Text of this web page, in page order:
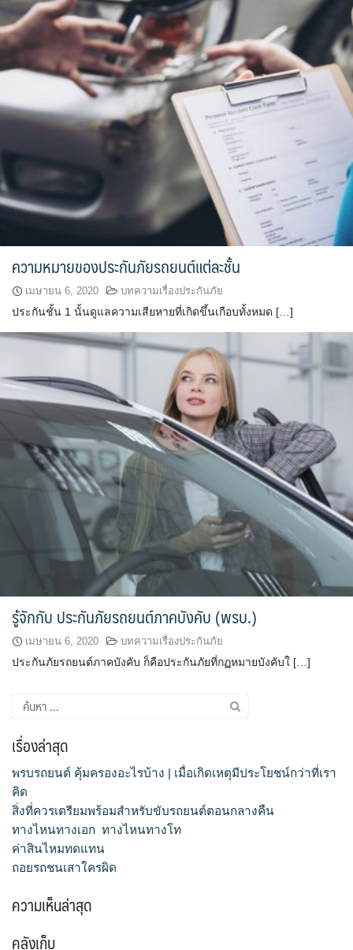
ความหมายของประกันภัยรถยนต์แต่ละชั้น
เมษายน 6, 2020 บทความเรื่องประกันภัย
ประกันชั้น 1 นั้นดูแลความเสียหายที่เกิดขึ้นเกือบทั้งหมด […]
รู้จักกับ ประกันภัยรถยนต์ภาคบังคับ (พรบ.)
เมษายน 6, 2020 บทความเรื่องประกันภัย
ประกันภัยรถยนต์ภาคบังคับ ก็คือประกันภัยที่กฏหมายบังคับใ […]
ค้นหา
สำหรับ:
เรื่องล่าสุด
พรบรถยนต์ คุ้มครองอะไรบ้าง | เมื่อเกิดเหตุมีประโยชน์กว่าที่เรา
คิด
สิ่งที่ควรเตรียมพร้อมสำหรับขับรถยนต์ตอนกลางคืน
ทางไหนทางเอก ทางไหนทางโท
ค่าสินไหมทดแทน
ถอยรถชนเสาใครผิด
ความเห็นล่าสุด
คลังเก็บ